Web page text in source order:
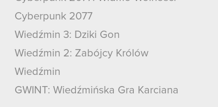
Cyberpunk 2077
Wiedźmin 3: Dziki Gon
Wiedźmin 2: Zabójcy Królów
Wiedźmin
GWINT: Wiedźmińska Gra Karciana